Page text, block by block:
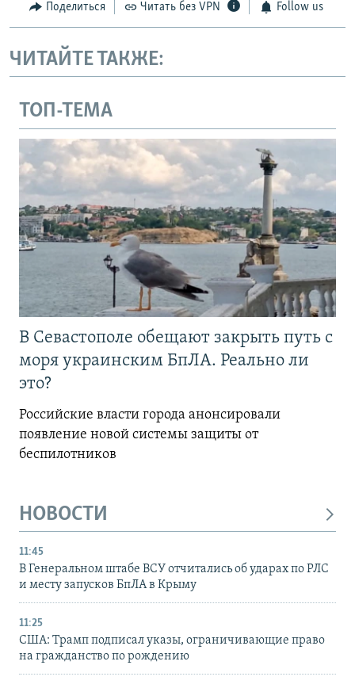
Поделиться Читать без VPN Follow us
ЧИТАЙТЕ ТАКЖЕ:
ТОП-ТЕМА
В Севастополе обещают закрыть путь с
моря украинским БпЛА. Реально ли
это?
Российские власти города анонсировали
появление новой системы защиты от
беспилотников
НОВОСТИ
11:45
В Генеральном штабе ВСУ отчитались об ударах по РЛС
и месту запусков БпЛА в Крыму
11:25
США: Трамп подписал указы, ограничивающие право
на гражданство по рождению